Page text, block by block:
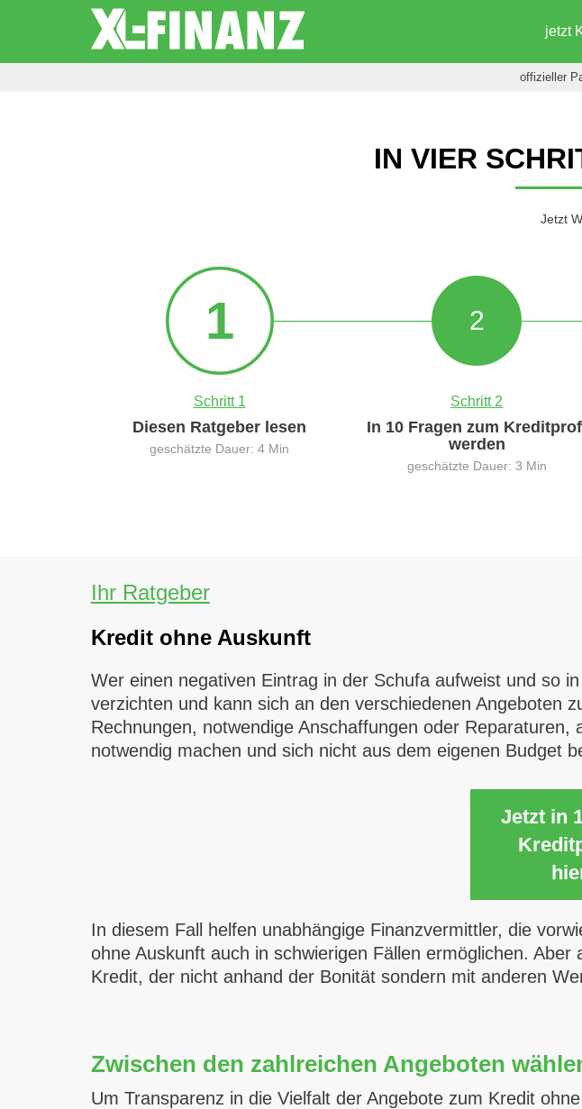
jetzt
offizieller
IN VIER
Jetzt
1
Schritt 1
Diesen Ratgeber lesen
geschätzte Dauer: 4 Min
2
Schritt 2
In 10 Fragen zum
werden
geschätzte Dauer: 3 Min
Ihr Ratgeber
Kredit ohne Auskunft
Wer einen negativen Eintrag in der Schufa aufweist und so
verzichten und kann sich an den verschiedenen Angeboten
Rechnungen, notwendige Anschaffungen oder
notwendig machen und sich nicht aus dem eigenen Budget
Jetzt in
In diesem Fall helfen unabhängige Finanzvermittler, die
ohne Auskunft auch in schwierigen Fällen ermöglichen.
Kredit, der nicht anhand der Bonität sondern mit anderen
Zwischen den zahlreichen Angeboten
Um Transparenz in die Vielfalt der Angebote zum Kredit